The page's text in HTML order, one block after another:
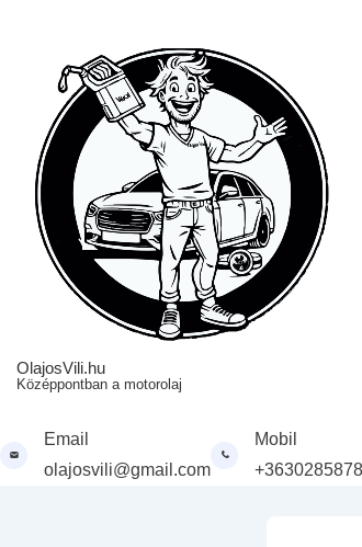
OlajosVili.hu
Középpontban a motorolaj
Email
olajosvili@gmail.com
Mobil